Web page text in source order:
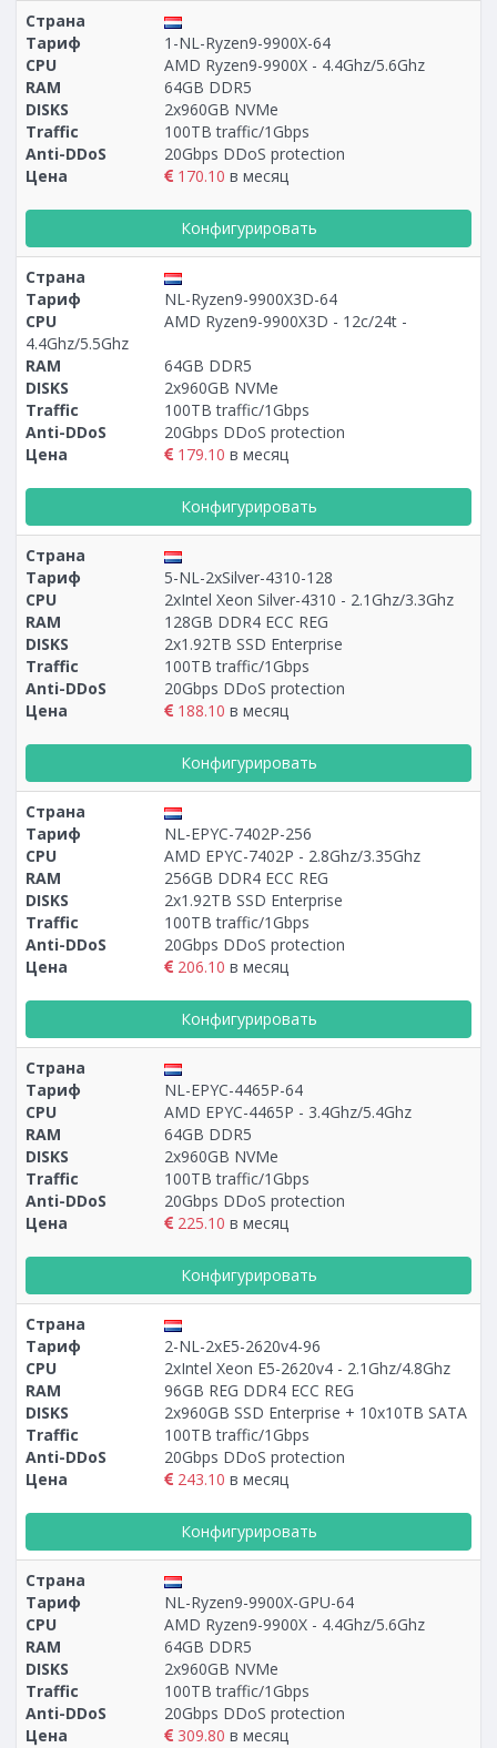
Страна
Тариф
1-NL-Ryzen9-9900X-64
CPU
AMD Ryzen9-9900X - 4.4Ghz/5.6Ghz
RAM
64GB DDR5
DISKS
2x960GB NVMe
Traffic
100TB traffic/1Gbps
Anti-DDoS
20Gbps DDoS protection
Цена
170.10 в месяц
Конфигурировать
Страна
Тариф
NL-Ryzen9-9900X3D-64
CPU
AMD Ryzen9-9900X3D - 12c/24t -
4.4Ghz/5.5Ghz
RAM
64GB DDR5
DISKS
2x960GB NVMe
Traffic
100TB traffic/1Gbps
Anti-DDoS
20Gbps DDoS protection
Цена
179.10 в месяц
Конфигурировать
Страна
Тариф
5-NL-2xSilver-4310-128
CPU
2xIntel Xeon Silver-4310 - 2.1Ghz/3.3Ghz
RAM
128GB DDR4 ECC REG
DISKS
2x1.92TB SSD Enterprise
Traffic
100TB traffic/1Gbps
Anti-DDoS
20Gbps DDoS protection
Цена
188.10 в месяц
Конфигурировать
Страна
Тариф
NL-EPYC-7402P-256
CPU
AMD EPYC-7402P - 2.8Ghz/3.35Ghz
RAM
256GB DDR4 ECC REG
DISKS
2x1.92TB SSD Enterprise
Traffic
100TB traffic/1Gbps
Anti-DDoS
20Gbps DDoS protection
Цена
206.10 в месяц
Конфигурировать
Страна
Тариф
NL-EPYC-4465P-64
CPU
AMD EPYC-4465P - 3.4Ghz/5.4Ghz
RAM
64GB DDR5
DISKS
2x960GB NVMe
Traffic
100TB traffic/1Gbps
Anti-DDoS
20Gbps DDoS protection
Цена
225.10 в месяц
Конфигурировать
Страна
Тариф
2-NL-2xE5-2620v4-96
CPU
2xIntel Xeon E5-2620v4 - 2.1Ghz/4.8Ghz
RAM
96GB REG DDR4 ECC REG
DISKS
2x960GB SSD Enterprise + 10х10TB SATA
Traffic
100TB traffic/1Gbps
Anti-DDoS
20Gbps DDoS protection
Цена
243.10 в месяц
Конфигурировать
Страна
Тариф
NL-Ryzen9-9900X-GPU-64
CPU
AMD Ryzen9-9900X - 4.4Ghz/5.6Ghz
RAM
64GB DDR5
DISKS
2x960GB NVMe
Traffic
100TB traffic/1Gbps
Anti-DDoS
20Gbps DDoS protection
Цена
309.80 в месяц